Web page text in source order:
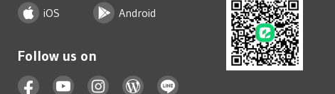
iOS Android
Follow us on